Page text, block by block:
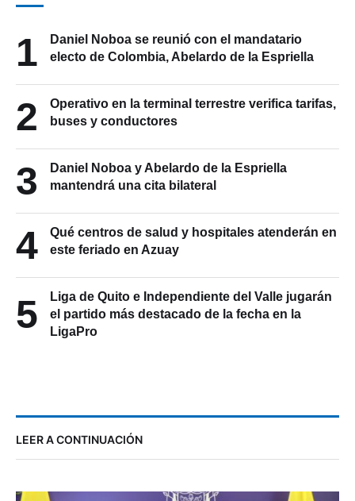
1
Daniel Noboa se reunió con el mandatario
electo de Colombia, Abelardo de la Espriella
2
Operativo en la terminal terrestre verifica tarifas,
buses y conductores
3
Daniel Noboa y Abelardo de la Espriella
mantendrá una cita bilateral
4
Qué centros de salud y hospitales atenderán en
este feriado en Azuay
5
Liga de Quito e Independiente del Valle jugarán
el partido más destacado de la fecha en la
LigaPro
LEER A CONTINUACIÓN